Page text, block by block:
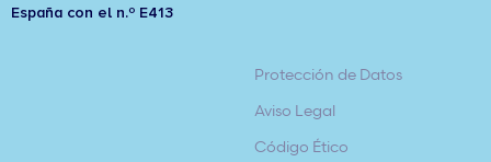
España con el n.º E413
Protección de Datos
Aviso Legal
Código Ético